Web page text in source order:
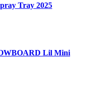
Tray 2025
Lil Mini